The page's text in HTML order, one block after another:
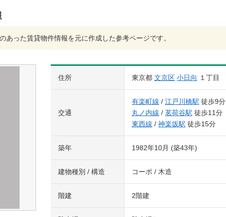
あった賃貸物件情報を元に作成した参考ページです。
住所 東京都 文京区 小日向 １丁目
交通
有楽町線 / 江戸川橋駅 徒歩9分
丸ノ内線 / 茗荷谷駅 徒歩11分
東西線 / 神楽坂駅 徒歩15分
築年 1982年10月 (築43年)
建物種別 / 構造 コーポ / 木造
階建 2階建